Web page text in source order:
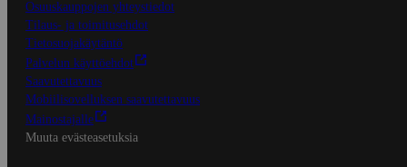
Osuuskauppojen yhteystiedot
Tilaus- ja toimitusehdot
Tietosuojakäytäntö
Palvelun käyttöehdot
Saavutettavuus
Mobiilisovelluksen saavutettavuus
Mainostajalle
Muuta evästeasetuksia